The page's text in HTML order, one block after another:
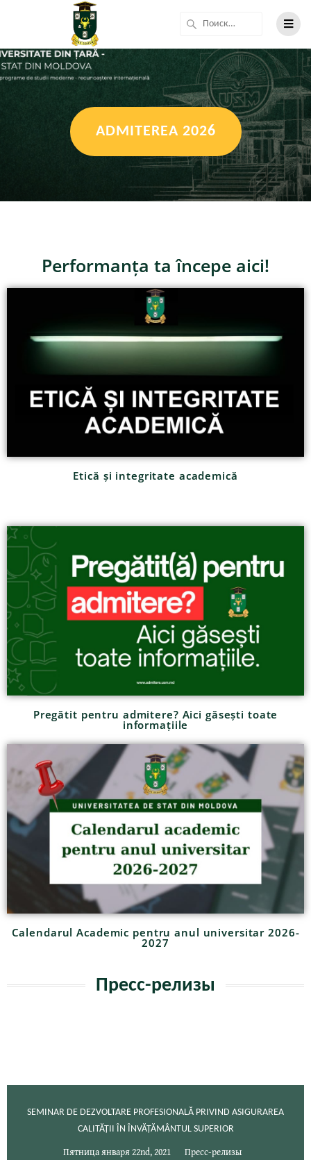
ADMITEREA 2026
Performanța ta începe aici!
Etică și integritate academică
Pregătit pentru admitere? Aici găsești toate
informațiile
Calendarul Academic pentru anul universitar 2026-
2027
Пресс-релизы
SEMINAR DE DEZVOLTARE PROFESIONALĂ PRIVIND ASIGURAREA
CALITĂȚII ÎN ÎNVĂȚĂMÂNTUL SUPERIOR
Пятница января 22nd, 2021 Пресс-релизы